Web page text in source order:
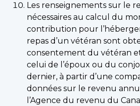
Les renseignements sur le
nécessaires au calcul du
contribution pour
repas d’un vétéran sont
consentement du vétéran
celui de l’époux ou du
dernier, à partir d’une
données sur le revenu
l’Agence du revenu du